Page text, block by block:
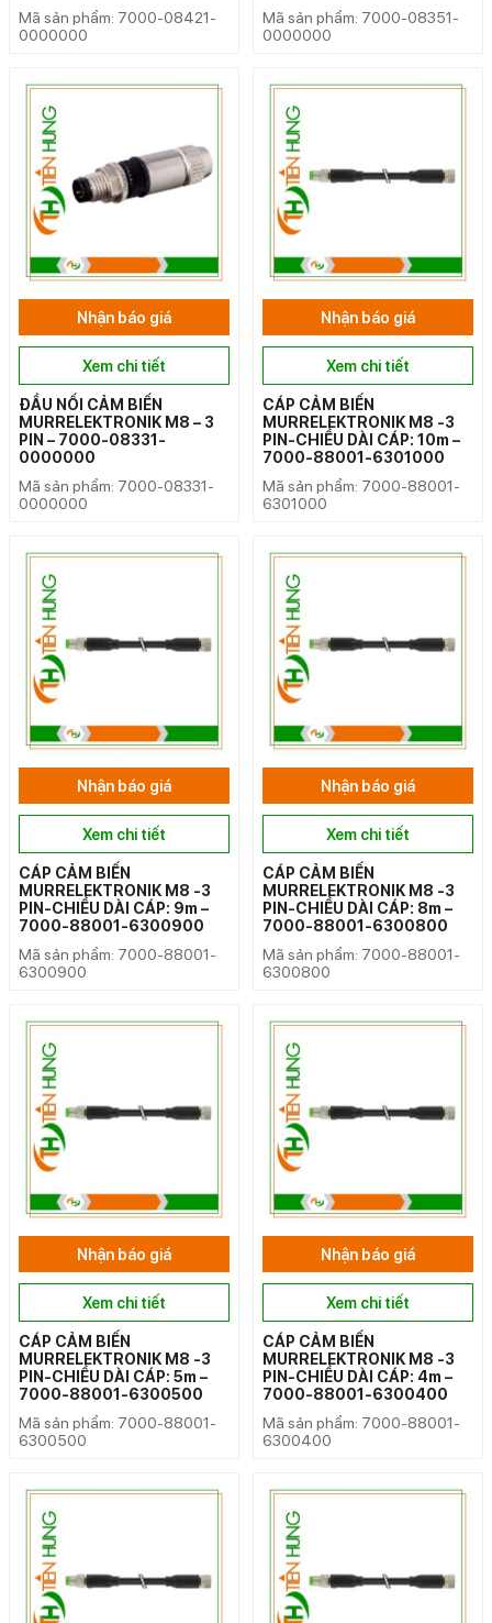
Mã sản phẩm: 7000-08421-
0000000
Mã sản phẩm: 7000-08351-
0000000
Nhận báo giá
Xem chi tiết
ĐẦU NỐI CẢM BIẾN
MURRELEKTRONIK M8 – 3
PIN – 7000-08331-
0000000
Mã sản phẩm: 7000-08331-
0000000
Nhận báo giá
Xem chi tiết
CÁP CẢM BIẾN
MURRELEKTRONIK M8 -3
PIN-CHIỀU DÀI CÁP: 10m –
7000-88001-6301000
Mã sản phẩm: 7000-88001-
6301000
Nhận báo giá
Xem chi tiết
CÁP CẢM BIẾN
MURRELEKTRONIK M8 -3
PIN-CHIỀU DÀI CÁP: 9m –
7000-88001-6300900
Mã sản phẩm: 7000-88001-
6300900
Nhận báo giá
Xem chi tiết
CÁP CẢM BIẾN
MURRELEKTRONIK M8 -3
PIN-CHIỀU DÀI CÁP: 8m –
7000-88001-6300800
Mã sản phẩm: 7000-88001-
6300800
Nhận báo giá
Xem chi tiết
CÁP CẢM BIẾN
MURRELEKTRONIK M8 -3
PIN-CHIỀU DÀI CÁP: 5m –
7000-88001-6300500
Mã sản phẩm: 7000-88001-
6300500
Nhận báo giá
Xem chi tiết
CÁP CẢM BIẾN
MURRELEKTRONIK M8 -3
PIN-CHIỀU DÀI CÁP: 4m –
7000-88001-6300400
Mã sản phẩm: 7000-88001-
6300400